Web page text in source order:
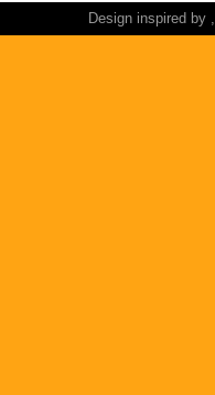
Design inspired by